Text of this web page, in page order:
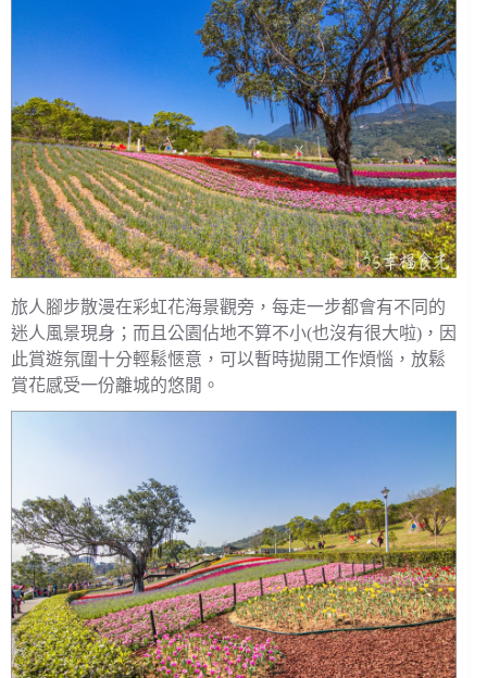
旅人腳步散漫在彩虹花海景觀旁，每走一步都會有不同的
迷人風景現身；而且公園佔地不算不小(也沒有很大啦)，因
此賞遊氛圍十分輕鬆愜意，可以暫時拋開工作煩惱，放鬆
賞花感受一份離城的悠閒。